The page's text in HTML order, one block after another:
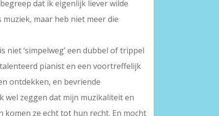
dat ik eigenlijk liever wilde
maar heb niet meer die
‘simpelweg’ een dubbel of trippel
pianist en een voortreffelijk
ontdekken, en bevriende
wel zeggen dat mijn muzikaliteit en
ze echt tot hun recht. En mocht